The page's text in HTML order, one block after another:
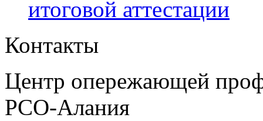
итоговой аттестации
Контакты
Центр опережающей
РСО-Алания